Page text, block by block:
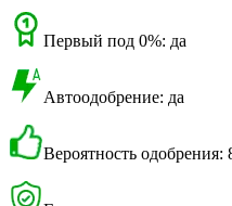
Первый под 0%: да
Автоодобрение: да
Вероятность одобрения: